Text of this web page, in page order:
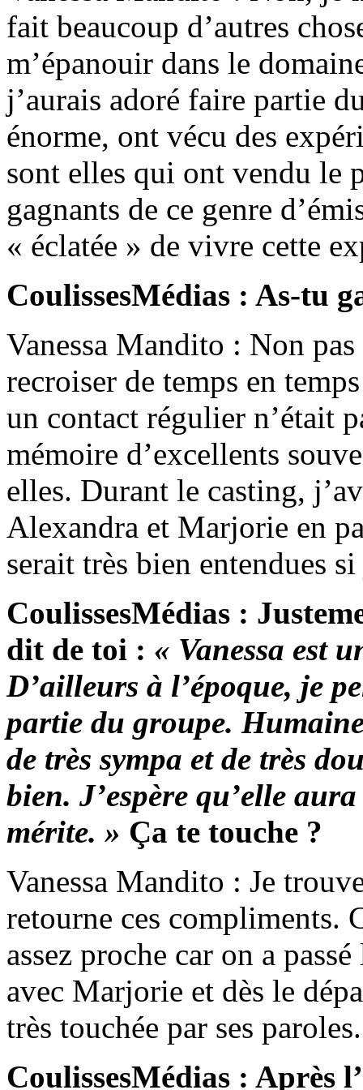
fait beaucoup d’autres
m’épanouir dans le
j’aurais adoré faire partie
énorme, ont vécu des
sont elles qui ont vendu le
gagnants de ce genre
« éclatée » de vivre cette
CoulissesMédias : As-tu
Vanessa Mandito : Non
recroiser de temps en
un contact régulier n’était
mémoire d’excellents
elles. Durant le casting,
Alexandra et Marjorie en
serait très bien entendues
CoulissesMédias :
dit de toi : « Vanessa est
D’ailleurs à l’époque, je
partie du groupe.
de très sympa et de très
bien. J’espère qu’elle
mérite. » Ça te touche ?
Vanessa Mandito : Je
retourne ces compliments.
assez proche car on a
avec Marjorie et dès le
très touchée par ses paroles.
CoulissesMédias : Après